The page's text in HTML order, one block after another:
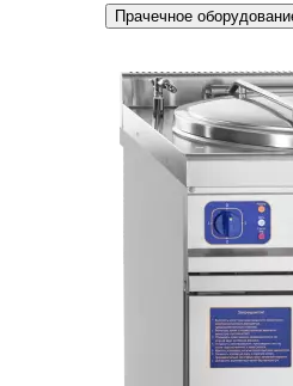
Прачечное